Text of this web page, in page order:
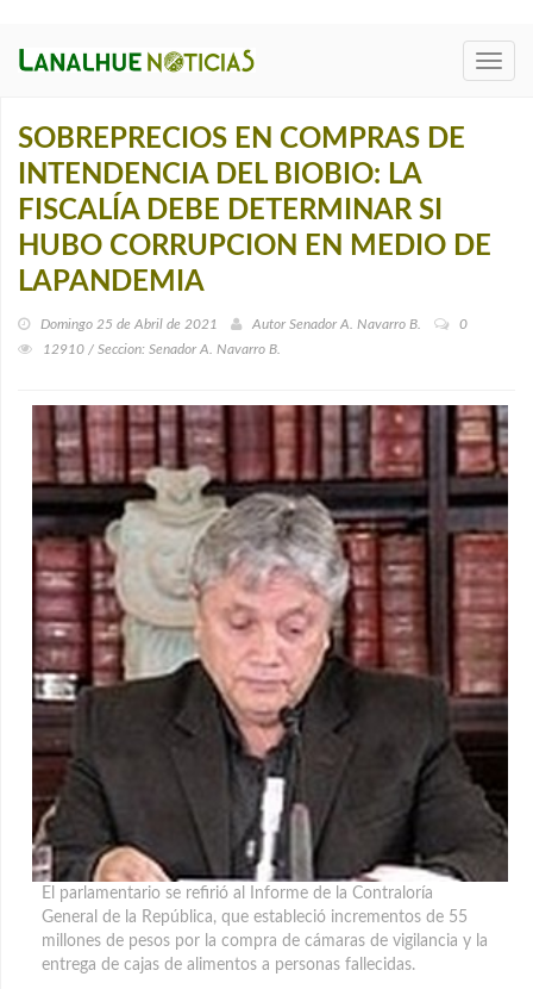
SOBREPRECIOS EN COMPRAS DE
INTENDENCIA DEL BIOBIO: LA
FISCALÍA DEBE DETERMINAR SI
HUBO CORRUPCION EN MEDIO DE
LAPANDEMIA
Domingo 25 de Abril de 2021 Autor Senador A. Navarro B.
0
12910 / Seccion: Senador A. Navarro B.
El parlamentario se refirió al Informe de la Contraloría
General de la República, que estableció incrementos de 55
millones de pesos por la compra de cámaras de vigilancia y la
entrega de cajas de alimentos a personas fallecidas.